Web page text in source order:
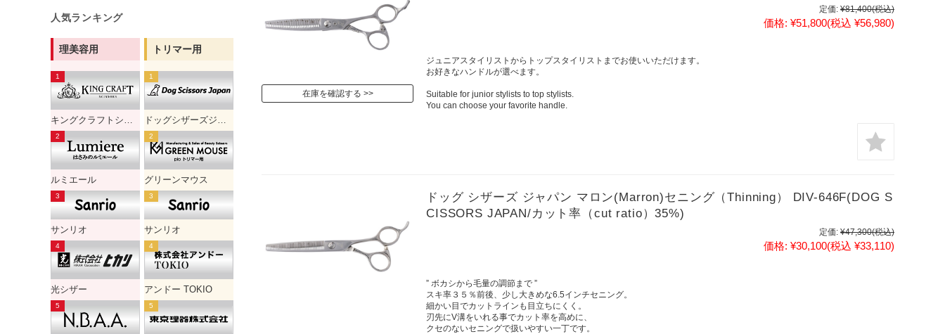
在庫を確認する
定価: ¥81,400(税込)
価格: ¥51,800(税込 ¥56,980)
ジュニアスタイリストからトップスタイリストまでお使いいただけます。
お好きなハンドルが選べます。
Suitable for junior stylists to top stylists.
You can choose your favorite handle.
ドッグ シザーズ ジャパン マロン(Marron)セニング（Thinning） DIV-646F(DOG S
CISSORS JAPAN/カット率（cut ratio）35%)
定価: ¥47,300(税込)
価格: ¥30,100(税込 ¥33,110)
” ボカシから毛量の調節まで ”
スキ率３５％前後、少し大きめな6.5インチセニング。
細かい目でカットラインも目立ちにくく。
刃先にV溝をいれる事でカット率を高めに、
クセのないセニングで扱いやすい一丁です。
人気ランキング
理美容用
キングクラフトシザー
ルミエール
サンリオ
光シザー
トリマー用
ドッグシザーズジャパン
グリーンマウス
サンリオ
アンドー TOKIO